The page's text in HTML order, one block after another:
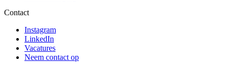
Contact
Instagram
LinkedIn
Vacatures
Neem contact op